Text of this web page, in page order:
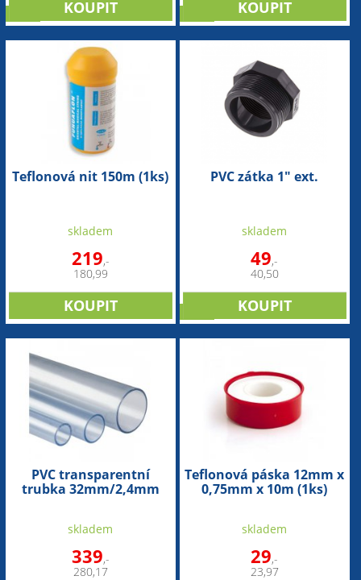
Teflonová nit 150m (1ks)
skladem
219,-
180,99
PVC zátka 1" ext.
skladem
49,-
40,50
PVC transparentní
trubka 32mm/2,4mm
skladem
339,-
280,17
Teflonová páska 12mm x
0,75mm x 10m (1ks)
skladem
29,-
23,97